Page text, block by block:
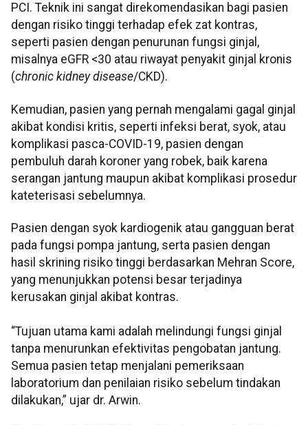
PCI. Teknik ini sangat direkomendasikan bagi pasien
dengan risiko tinggi terhadap efek zat kontras,
seperti pasien dengan penurunan fungsi ginjal,
misalnya eGFR <30 atau riwayat penyakit ginjal kronis
(chronic kidney disease/CKD).
Kemudian, pasien yang pernah mengalami gagal ginjal
akibat kondisi kritis, seperti infeksi berat, syok, atau
komplikasi pasca-COVID-19, pasien dengan
pembuluh darah koroner yang robek, baik karena
serangan jantung maupun akibat komplikasi prosedur
kateterisasi sebelumnya.
Pasien dengan syok kardiogenik atau gangguan berat
pada fungsi pompa jantung, serta pasien dengan
hasil skrining risiko tinggi berdasarkan Mehran Score,
yang menunjukkan potensi besar terjadinya
kerusakan ginjal akibat kontras.
“Tujuan utama kami adalah melindungi fungsi ginjal
tanpa menurunkan efektivitas pengobatan jantung.
Semua pasien tetap menjalani pemeriksaan
laboratorium dan penilaian risiko sebelum tindakan
dilakukan,” ujar dr. Arwin.